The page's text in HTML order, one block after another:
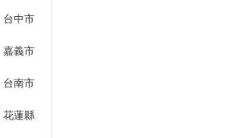
台中市
嘉義市
台南市
花蓮縣